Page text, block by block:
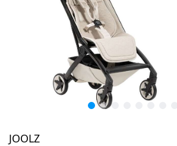
JOOLZ